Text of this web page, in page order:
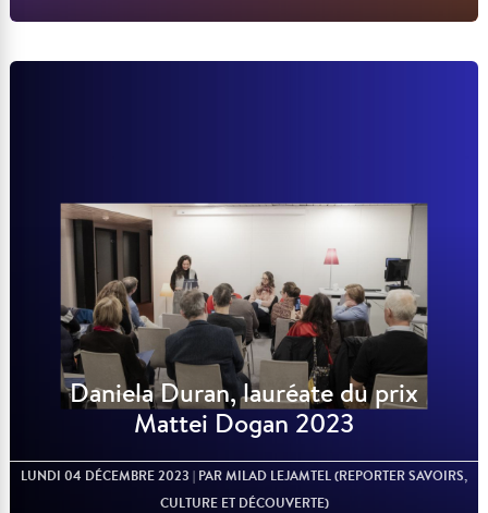
Daniela Duran, lauréate du prix
Mattei Dogan 2023
LUNDI 04 DÉCEMBRE 2023 | PAR MILAD LEJAMTEL (REPORTER SAVOIRS,
CULTURE ET DÉCOUVERTE)